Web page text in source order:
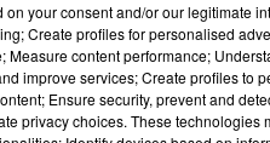
your consent and/or our legitimate
Create profiles for personalised
content performance;
improve services; Create profiles to
Ensure security, prevent and
privacy choices. These technologies